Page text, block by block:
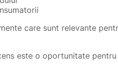
care sunt relevante
este o oportunitate